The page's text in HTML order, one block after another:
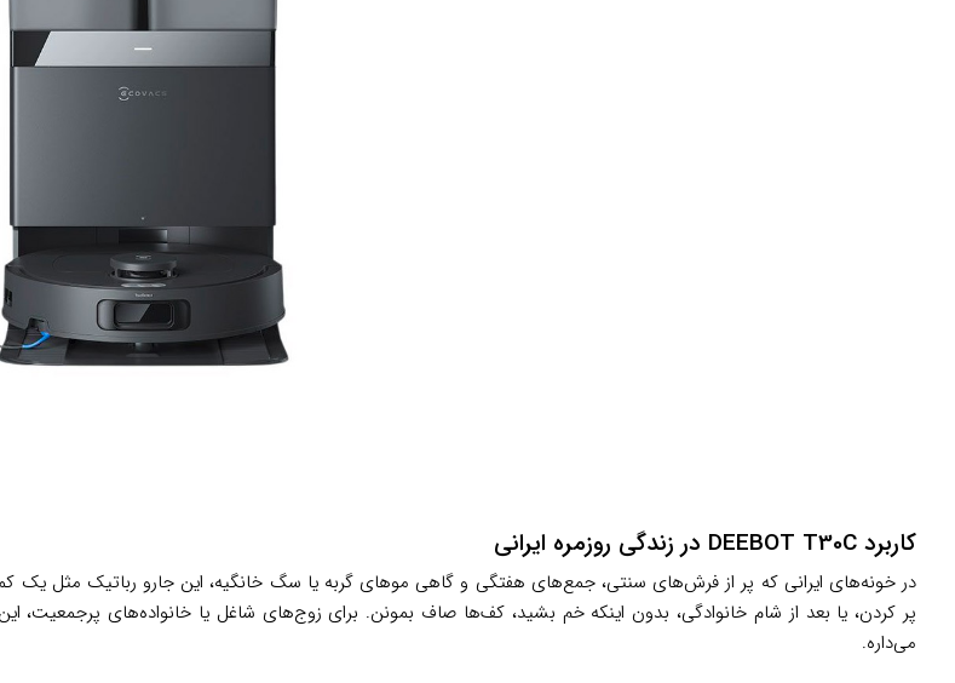
کاربرد DEEBOT T30C در زندگی روزمره ایرانی
در خونه‌های ایرانی که پر از فرش‌های سنتی، جمع‌های هفتگی و گاهی موهای گربه یا سگ خانگیه، این جارو رباتیک مثل یک
پر کردن، یا بعد از شام خانوادگی، بدون اینکه خم بشید، کف‌ها صاف بمونن. برای زوج‌های شاغل یا خانواده‌های
می‌داره.